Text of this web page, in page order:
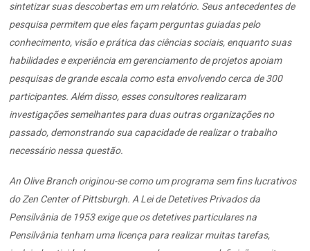
sintetizar suas descobertas em um relatório. Seus antecedentes de
pesquisa permitem que eles façam perguntas guiadas pelo
conhecimento, visão e prática das ciências sociais, enquanto suas
habilidades e experiência em gerenciamento de projetos apoiam
pesquisas de grande escala como esta envolvendo cerca de 300
participantes. Além disso, esses consultores realizaram
investigações semelhantes para duas outras organizações no
passado, demonstrando sua capacidade de realizar o trabalho
necessário nessa questão.
An Olive Branch originou-se como um programa sem fins lucrativos
do Zen Center of Pittsburgh. A Lei de Detetives Privados da
Pensilvânia de 1953 exige que os detetives particulares na
Pensilvânia tenham uma licença para realizar muitas tarefas,